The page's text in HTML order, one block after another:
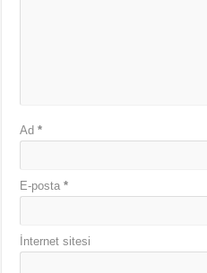
Ad*
E-posta*
İnternet sitesi